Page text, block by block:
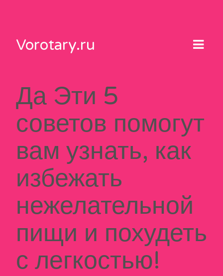
contentVorotary.ru
Да Эти 5
советов помогут
вам узнать, как
избежать
нежелательной
пищи и похудеть
с легкостью!